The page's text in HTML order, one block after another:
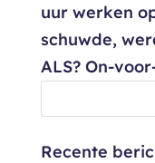
uur werken
schuwde,
ALS? On-
Recente